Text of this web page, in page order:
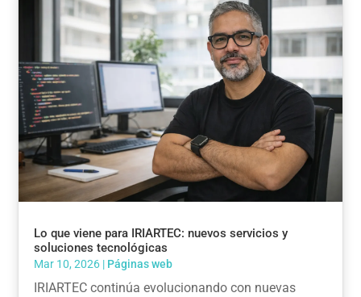
Lo que viene para IRIARTEC: nuevos servicios y
soluciones tecnológicas
Mar 10, 2026 | Páginas web
IRIARTEC continúa evolucionando con nuevas